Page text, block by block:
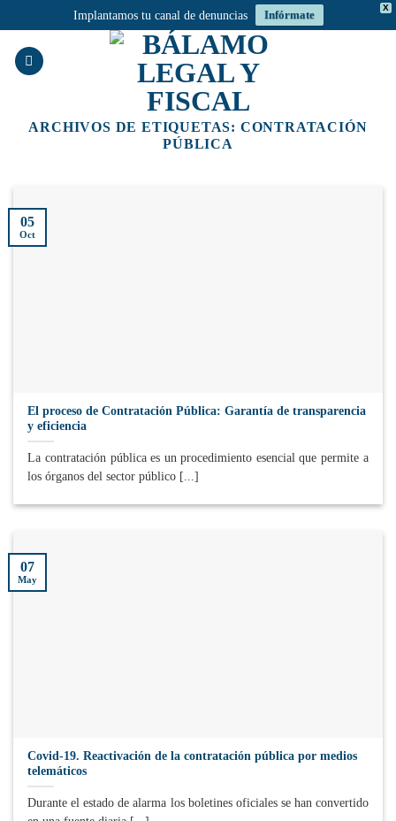
X
Implantamos tu canal de denuncias Infórmate
ARCHIVOS DE ETIQUETAS: CONTRATACIÓN
PÚBLICA
El proceso de Contratación Pública: Garantía de transparencia
y eficiencia
La contratación pública es un procedimiento esencial que permite a
los órganos del sector público [...]
05
Oct
Covid-19. Reactivación de la contratación pública por medios
telemáticos
Durante el estado de alarma los boletines oficiales se han convertido
07
May